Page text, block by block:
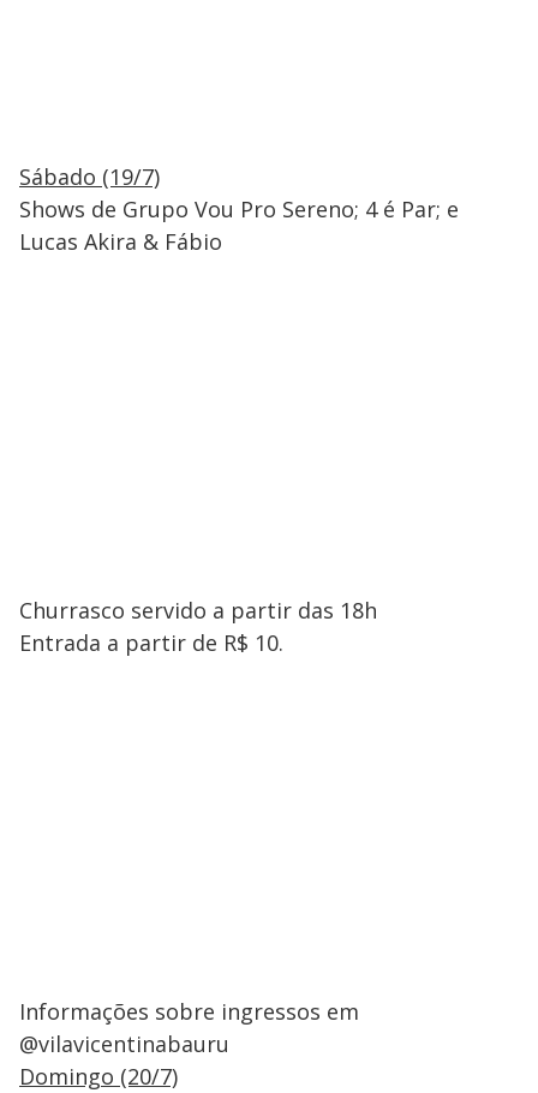
Sábado (19/7)
Shows de Grupo Vou Pro Sereno; 4 é Par; e
Lucas Akira & Fábio
Churrasco servido a partir das 18h
Entrada a partir de R$ 10.
Informações sobre ingressos em
@vilavicentinabauru
Domingo (20/7)